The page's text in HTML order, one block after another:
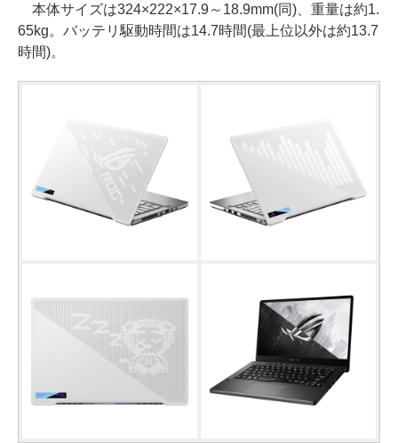
本体サイズは324×222×17.9～18.9mm(同)、重量は約1.
65kg。バッテリ駆動時間は14.7時間(最上位以外は約13.7
時間)。